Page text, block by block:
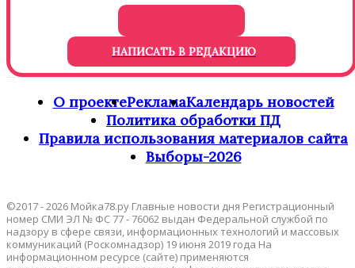
НАПИСАТЬ В РЕДАКЦИЮ
О проектеРекламаКалендарь новостей
Политика обработки ПД
Правила использования материалов сайта
Выборы-2026
©2017 - 2026 Мойка78.ру Главные новости дня Регистрационный
номер СМИ ЭЛ № ФС 77 - 76062 выдан Федеральной службой по
надзору в сфере связи, информационных технологий и массовых
коммуникаций (Роскомнадзор) 19 июня 2019 года На
информационном ресурсе (сайте) применяются